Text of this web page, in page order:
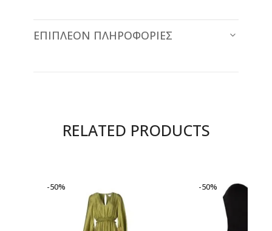
ΕΠΙΠΛΈΟΝ ΠΛΗΡΟΦΟΡΊΕΣ
RELATED PRODUCTS
-50% -50%